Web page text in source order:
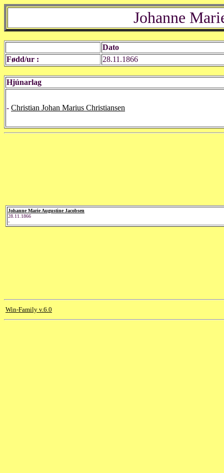
Johanne
Dato
Fødd/ur :
28.11.1866
Hjúnarlag
- Christian Johan Marius Christiansen
Johanne Marie Augustine Jacobsen
28.11.1866
-
Win-Family v.6.0